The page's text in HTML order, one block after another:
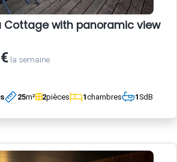
Cottage with panoramic view
la semaine
25m² 2pièces 1chambres 1SdB